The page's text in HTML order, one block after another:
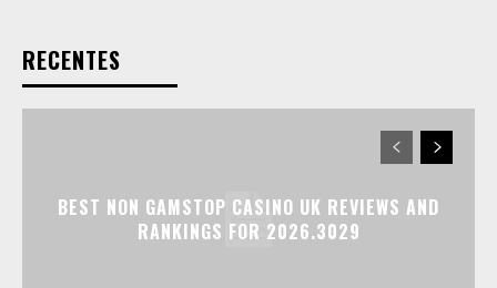
RECENTES
BEST NON GAMSTOP CASINO UK REVIEWS AND
RANKINGS FOR 2026.3029